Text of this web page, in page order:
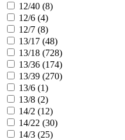
12/40 (8)
12/6 (4)
12/7 (8)
13/17 (48)
13/18 (728)
13/36 (174)
13/39 (270)
13/6 (1)
13/8 (2)
14/2 (12)
14/22 (30)
14/3 (25)